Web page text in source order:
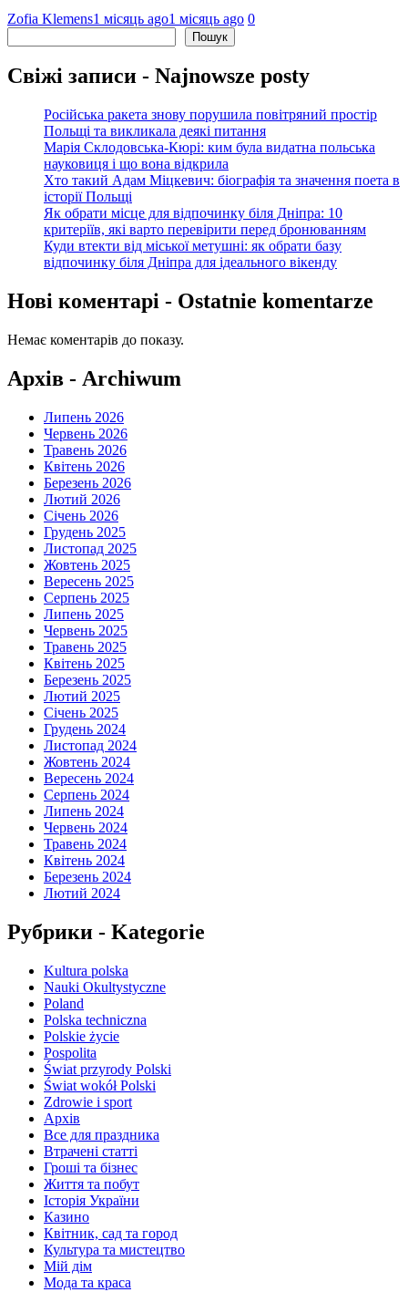
Zofia Klemens1 місяць ago1 місяць ago 0
Пошук
Свіжі записи - Najnowsze posty
Російська ракета знову порушила повітряний простір
Польщі та викликала деякі питання
Марія Склодовська-Кюрі: ким була видатна польська
науковиця і що вона відкрила
Хто такий Адам Міцкевич: біографія та значення поета в
історії Польщі
Як обрати місце для відпочинку біля Дніпра: 10
критеріїв, які варто перевірити перед бронюванням
Куди втекти від міської метушні: як обрати базу
відпочинку біля Дніпра для ідеального вікенду
Нові коментарі - Ostatnie komentarze
Немає коментарів до показу.
Архів - Archiwum
Липень 2026
Червень 2026
Травень 2026
Квітень 2026
Березень 2026
Лютий 2026
Січень 2026
Грудень 2025
Листопад 2025
Жовтень 2025
Вересень 2025
Серпень 2025
Липень 2025
Червень 2025
Травень 2025
Квітень 2025
Березень 2025
Лютий 2025
Січень 2025
Грудень 2024
Листопад 2024
Жовтень 2024
Вересень 2024
Серпень 2024
Липень 2024
Червень 2024
Травень 2024
Квітень 2024
Березень 2024
Лютий 2024
Рубрики - Kategorie
Kultura polska
Nauki Okultystyczne
Poland
Polska techniczna
Polskie życie
Pospolita
Świat przyrody Polski
Świat wokół Polski
Zdrowie i sport
Архів
Все для праздника
Втрачені статті
Гроші та бізнес
Життя та побут
Історія України
Казино
Квітник, сад та город
Культура та мистецтво
Мій дім
Мода та краса